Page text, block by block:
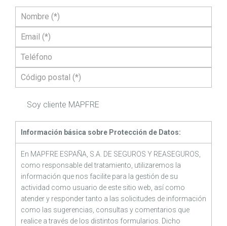
Soy cliente MAPFRE
Información básica sobre Protección de Datos:
En MAPFRE ESPAÑA, S.A. DE SEGUROS Y REASEGUROS,
como responsable del tratamiento, utilizaremos la
información que nos facilite para la gestión de su
actividad como usuario de este sitio web, así como
atender y responder tanto a las solicitudes de información
como las sugerencias, consultas y comentarios que
realice a través de los distintos formularios. Dicho